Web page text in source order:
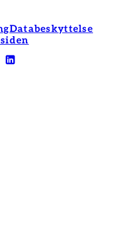
Databeskyttelse